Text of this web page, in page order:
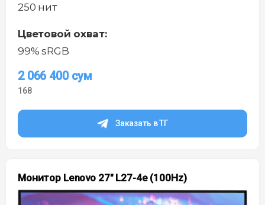
250 нит
Цветовой охват:
99% sRGB
2 066 400 сум
168
Заказать в ТГ
Монитор Lenovo 27″ L27-4e (100Hz)